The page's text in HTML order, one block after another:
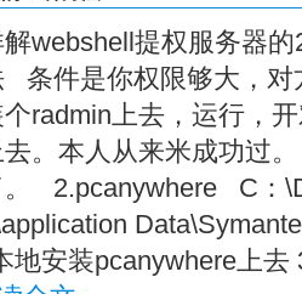
webshell提权服务器
条件是你权限够大，对
个radmin上去，运行，
。本人从来米成功过
。 2.pcanywhere C：
地安装pcanywhere上